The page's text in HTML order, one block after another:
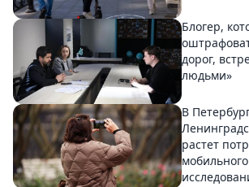
Блогер,
дорог,
людьми»
В
растет